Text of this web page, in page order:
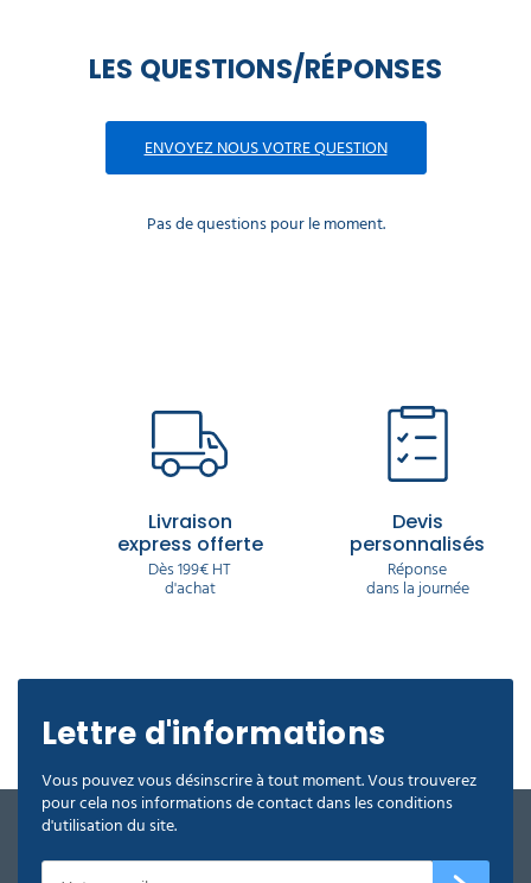
LES QUESTIONS/RÉPONSES
ENVOYEZ NOUS VOTRE QUESTION
Pas de questions pour le moment.
Livraison
express offerte
Dès 199€ HT
d'achat
Devis
personnalisés
Réponse
dans la journée
Lettre d'informations
Vous pouvez vous désinscrire à tout moment. Vous trouverez
pour cela nos informations de contact dans les conditions
d'utilisation du site.